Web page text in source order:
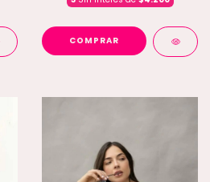
COMPRAR